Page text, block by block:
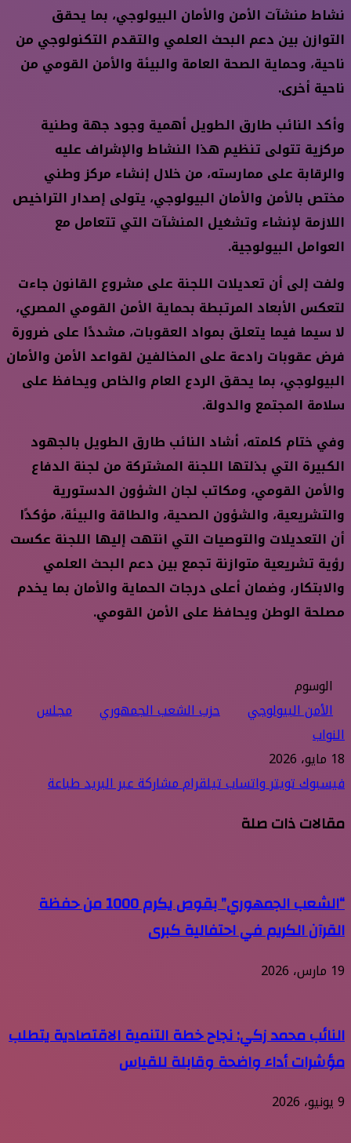
نشاط منشآت الأمن والأمان البيولوجي، بما يحقق
التوازن بين دعم البحث العلمي والتقدم التكنولوجي من
ناحية، وحماية الصحة العامة والبيئة والأمن القومي من
ناحية أخرى.
وأكد النائب طارق الطويل أهمية وجود جهة وطنية
مركزية تتولى تنظيم هذا النشاط والإشراف عليه
والرقابة على ممارسته، من خلال إنشاء مركز وطني
مختص بالأمن والأمان البيولوجي، يتولى إصدار التراخيص
اللازمة لإنشاء وتشغيل المنشآت التي تتعامل مع
العوامل البيولوجية.
ولفت إلى أن تعديلات اللجنة على مشروع القانون جاءت
لتعكس الأبعاد المرتبطة بحماية الأمن القومي المصري،
لا سيما فيما يتعلق بمواد العقوبات، مشددًا على ضرورة
فرض عقوبات رادعة على المخالفين لقواعد الأمن والأمان
البيولوجي، بما يحقق الردع العام والخاص ويحافظ على
سلامة المجتمع والدولة.
وفي ختام كلمته، أشاد النائب طارق الطويل بالجهود
الكبيرة التي بذلتها اللجنة المشتركة من لجنة الدفاع
والأمن القومي، ومكاتب لجان الشؤون الدستورية
والتشريعية، والشؤون الصحية، والطاقة والبيئة، مؤكدًا
أن التعديلات والتوصيات التي انتهت إليها اللجنة عكست
رؤية تشريعية متوازنة تجمع بين دعم البحث العلمي
والابتكار، وضمان أعلى درجات الحماية والأمان بما يخدم
مصلحة الوطن ويحافظ على الأمن القومي.
الوسوم
الأمن البيولوجي
حزب الشعب الجمهوري
مجلس
النواب
18 مايو، 2026
فيسبوكتويتر واتسابتيلقراممشاركة عبر البريدطباعة
مقالات ذات صلة
“الشعب الجمهوري” بقوص يكرم 1000 من حفظة
القرآن الكريم في احتفالية كبرى
19 مارس، 2026
النائب محمد زكي: نجاح خطة التنمية الاقتصادية يتطلب
مؤشرات أداء واضحة وقابلة للقياس
9 يونيو، 2026